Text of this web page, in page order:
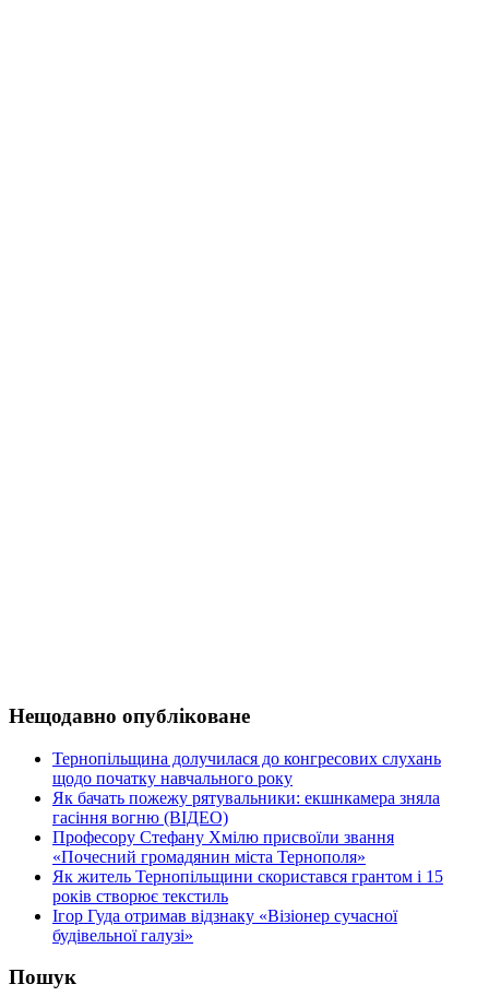
Нещодавно опубліковане
Тернопільщина долучилася до конгресових слухань
щодо початку навчального року
Як бачать пожежу рятувальники: екшнкамера зняла
гасіння вогню (ВІДЕО)
Професору Стефану Хмілю присвоїли звання
«Почесний громадянин міста Тернополя»
Як житель Тернопільщини скористався грантом і 15
років створює текстиль
Ігор Гуда отримав відзнаку «Візіонер сучасної
будівельної галузі»
Пошук